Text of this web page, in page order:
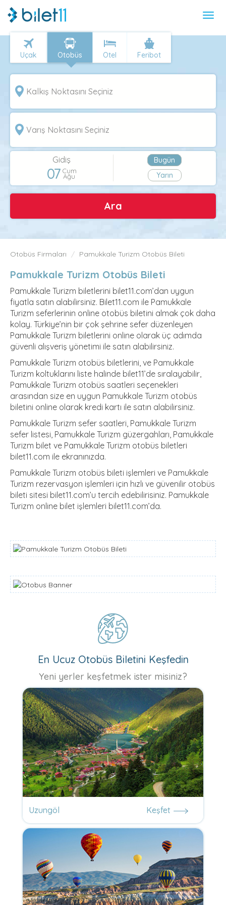
Uçak Otobüs Otel Feribot
Gidiş
07 Cum
Ağu
Bugün
Yarın
Ara
Otobüs Firmaları Pamukkale Turizm Otobüs Bileti
Pamukkale Turizm Otobüs Bileti
Pamukkale Turizm biletlerini bilet11.com’dan uygun
fiyatla satın alabilirsiniz. Bilet11.com ile Pamukkale
Turizm seferlerinin online otobüs biletini almak çok daha
kolay. Türkiye’nin bir çok şehrine sefer düzenleyen
Pamukkale Turizm biletlerini online olarak üç adımda
güvenli alışveriş yönetimi ile satın alabilirsiniz.
Pamukkale Turizm otobüs biletlerini, ve Pamukkale
Turizm koltuklarını liste halinde bilet11’de sıralayabilir,
Pamukkale Turizm otobüs saatleri seçenekleri
arasından size en uygun Pamukkale Turizm otobüs
biletini online olarak kredi kartı ile satın alabilirsiniz.
Pamukkale Turizm sefer saatleri, Pamukkale Turizm
sefer listesi, Pamukkale Turizm güzergahları, Pamukkale
Turizm bilet ve Pamukkale Turizm otobüs biletleri
bilet11.com ile ekranınızda.
Pamukkale Turizm otobüs bileti işlemleri ve Pamukkale
Turizm rezervasyon işlemleri için hızlı ve güvenilir otobüs
bileti sitesi bilet11.com’u tercih edebilirisiniz. Pamukkale
Turizm online bilet işlemleri bilet11.com’da.
En Ucuz Otobüs Biletini Keşfedin
Yeni yerler keşfetmek ister misiniz?
Uzungöl Keşfet